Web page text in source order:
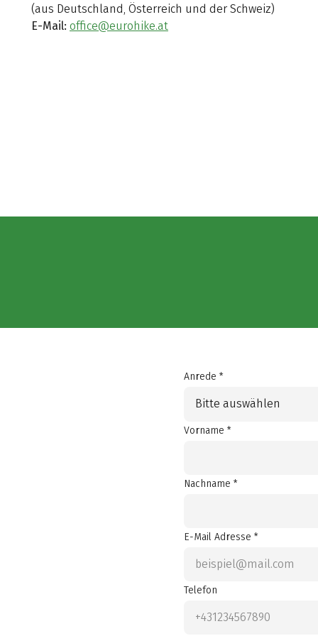
(aus Deutschland, Österreich und der Schweiz)
E-Mail: office@eurohike.at
Anrede *
Bitte auswählen
Vorname *
Nachname *
E-Mail Adresse *
Telefon